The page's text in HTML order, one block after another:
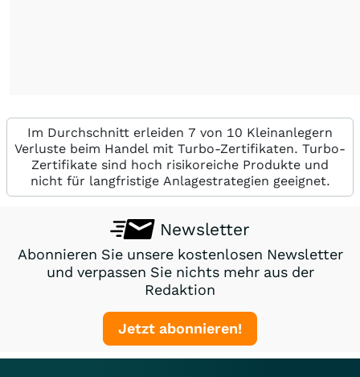
Im Durchschnitt erleiden 7 von 10 Kleinanlegern
Verluste beim Handel mit Turbo-Zertifikaten. Turbo-
Zertifikate sind hoch risikoreiche Produkte und
nicht für langfristige Anlagestrategien geeignet.
Newsletter
Abonnieren Sie unsere kostenlosen Newsletter
und verpassen Sie nichts mehr aus der
Redaktion
Jetzt abonnieren!